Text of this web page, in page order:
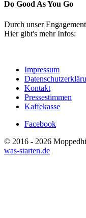
Do Good As You Go
Durch unser
Hier gibt's mehr Infos:
Impressum
Kontakt
Pressestimmen
Kaffekasse
Facebook
© 2016 - 2026
was-starten.de